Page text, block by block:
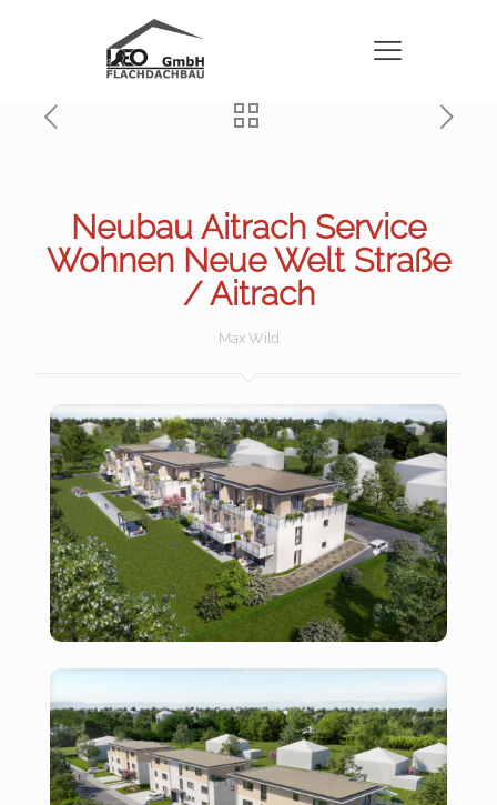
Neubau Aitrach Service
Wohnen Neue Welt Straße
/ Aitrach
Max Wild